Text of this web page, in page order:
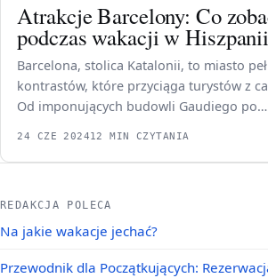
Atrakcje Barcelony: Co
podczas wakacji w
Barcelona, stolica Katalonii, to miasto
kontrastów, które przyciąga turystów z
Od imponujących budowli Gaudiego po…
24 CZE 202412 MIN CZYTANIA
REDAKCJA POLECA
Na jakie wakacje jechać?
Przewodnik dla Początkujących: